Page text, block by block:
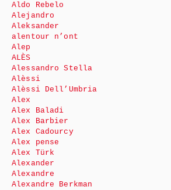
Aldo Rebelo
Alejandro
Aleksander
alentour n’ont
Alep
ALÈS
Alessandro Stella
Alèssi
Alèssi Dell’Umbria
Alex
Alex Baladi
Alex Barbier
Alex Cadourcy
Alex pense
Alex Türk
Alexander
Alexandre
Alexandre Berkman